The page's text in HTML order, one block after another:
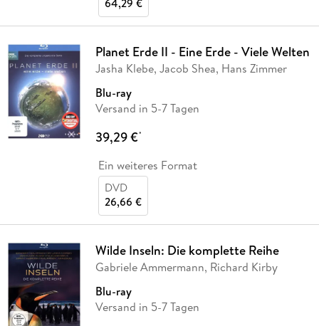
64,29 €
Planet Erde II - Eine Erde - Viele Welten
Jasha Klebe, Jacob Shea, Hans Zimmer
Blu-ray
Versand in 5-7 Tagen
39,29 €*
Ein weiteres Format
DVD
26,66 €
Wilde Inseln: Die komplette Reihe
Gabriele Ammermann, Richard Kirby
Blu-ray
Versand in 5-7 Tagen